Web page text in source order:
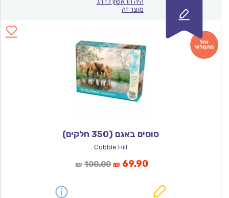
מוצר זה
סוסים באגם (350 חלקים)
Cobble Hill
₪ 100.00המחיר
₪ 69.90המחיר
הוא: